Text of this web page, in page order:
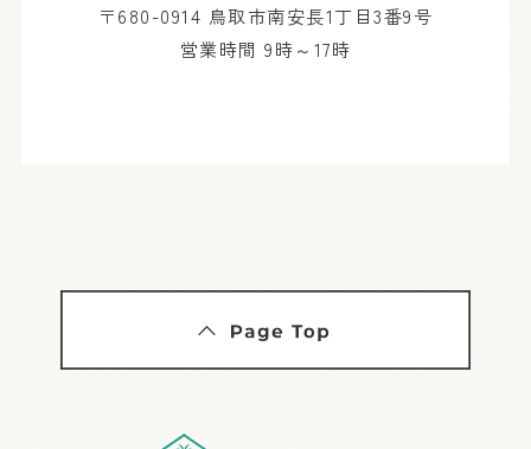
〒680-0914 鳥取市南安長1丁目3番9号
営業時間 9時～17時